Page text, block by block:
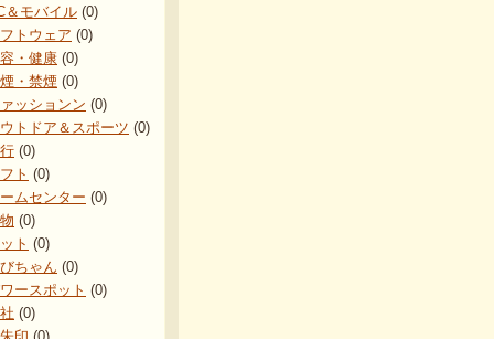
＆モバイル (0)
トウェア (0)
・健康 (0)
・禁煙 (0)
ッションン (0)
トドア＆スポーツ (0)
(0)
ト (0)
ムセンター (0)
(0)
ト (0)
ちゃん (0)
ースポット (0)
(0)